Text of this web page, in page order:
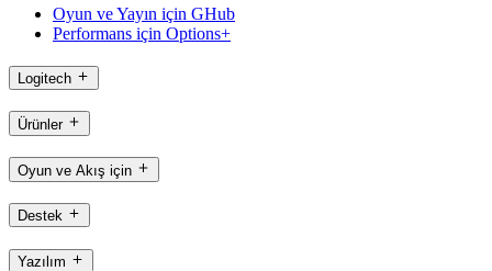
Oyun ve Yayın için GHub
Performans için Options+
Logitech
Ürünler
Oyun ve Akış için
Destek
Yazılım